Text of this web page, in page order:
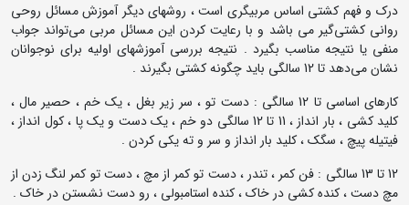
درک و فهم کشتی اساس مربیگری است ، روشهای دیگر آموزش مسائل روحی
روانی کشتی‌گیر می باشد و با رعایت کردن این مسائل مربی می‌تواند جواب
منفی یا نتیجه مناسب بگیرد . نتیجه بررسی آموزشهای اولیه برای نوجوانان
نشان می‌دهد تا 12 سالگی باید چگونه کشتی بگیرند .
کارهای اساسی تا 12 سالگی : دست تو ، سر زیر بغل ، یک خم ، حصیر مال ،
کلید کشی ، بار انداز ، 11 تا 12 سالگی دو خم ، یک دست و یک پا ، کول انداز ،
فیتیله پیچ ، سگک ، کلید بار انداز و سر و ته یکی کردن .
12 تا 13 سالگی : فن کمر ، تندر ، دست تو کمر از مچ ، دست تو کمر لنگ زدن از
مچ دست ، کنده کشی در خاک ، کنده استامبولی ، رو دست نشستن در خاک .